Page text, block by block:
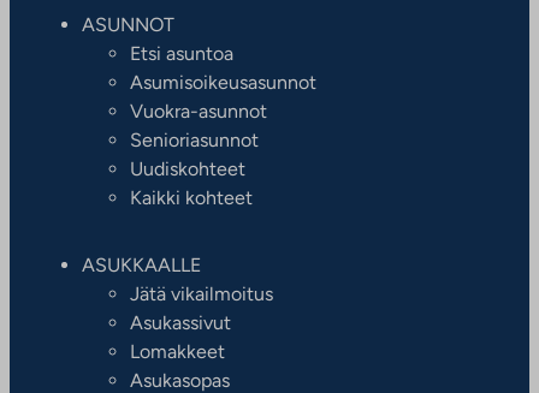
ASUNNOT
Etsi asuntoa
Asumisoikeusasunnot
Vuokra-asunnot
Senioriasunnot
Uudiskohteet
Kaikki kohteet
ASUKKAALLE
Jätä vikailmoitus
Asukassivut
Lomakkeet
Asukasopas